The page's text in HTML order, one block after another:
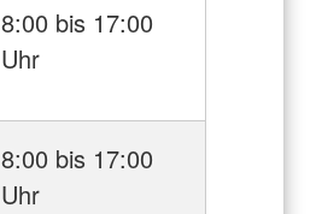
8:00 bis 17:00
Uhr
8:00 bis 17:00
Uhr